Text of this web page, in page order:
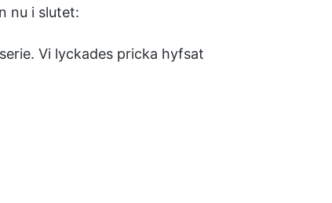
nu i slutet:
Vi lyckades pricka hyfsat